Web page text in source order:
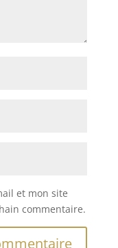
et mon site
commentaire.